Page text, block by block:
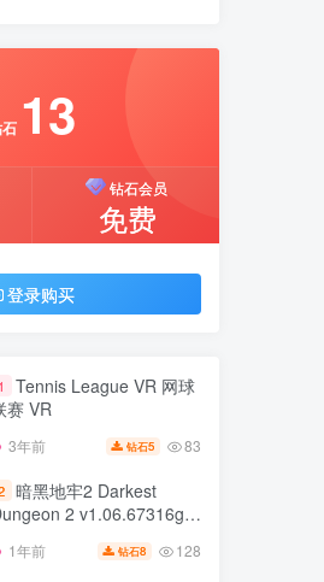
13
钻石会员
免费
登录购买
1
Tennis League VR 网球
赛 VR
3年前 钻石5 83
暗黑地牢2 Darkest
2 v1.06.67316g正
式版 集成全DLC 官方中文
黑地牢1 v25721
1年前 钻石8 128
下载更优惠！
13
免费
Tennis League VR 网球
赛 VR
3年前 钻石5
暗黑地牢2 Darkest